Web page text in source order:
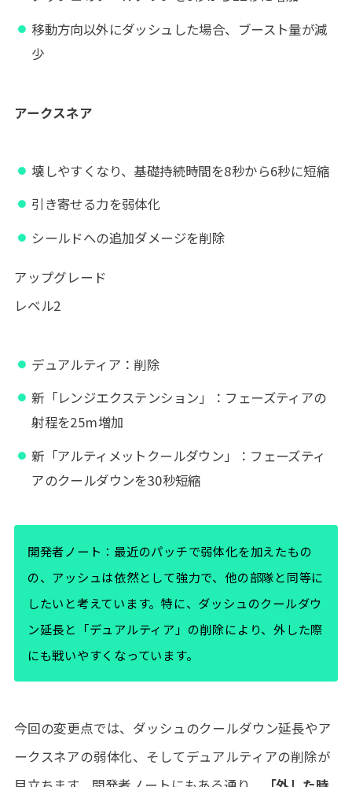
移動方向以外にダッシュした場合、ブースト量が減
少
アークスネア
壊しやすくなり、基礎持続時間を8秒から6秒に短縮
引き寄せる力を弱体化
シールドへの追加ダメージを削除
アップグレード
レベル2
デュアルティア：削除
新「レンジエクステンション」：フェーズティアの
射程を25m増加
新「アルティメットクールダウン」：フェーズティ
アのクールダウンを30秒短縮
開発者ノート：最近のパッチで弱体化を加えたもの
の、アッシュは依然として強力で、他の部隊と同等に
したいと考えています。特に、ダッシュのクールダウ
ン延長と「デュアルティア」の削除により、外した際
にも戦いやすくなっています。
今回の変更点では、ダッシュのクールダウン延長やア
ークスネアの弱体化、そしてデュアルティアの削除が